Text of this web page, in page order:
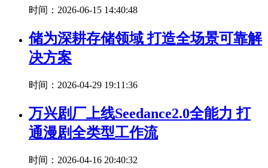
时间：2026-06-15 14:40:48
储为深耕存储领域 打造全场景可靠解
决方案
时间：2026-04-29 19:11:36
万兴剧厂上线Seedance2.0全能力 打
通漫剧全类型工作流
时间：2026-04-16 20:40:32